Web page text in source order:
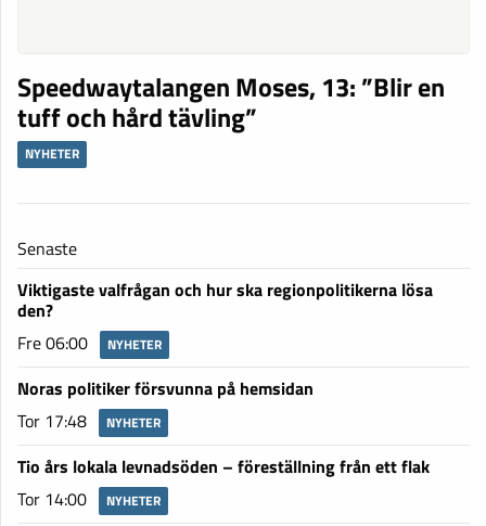
Speedwaytalangen Moses, 13: ”Blir en
tuff och hård tävling”
NYHETER
Senaste
Viktigaste valfrågan och hur ska regionpolitikerna lösa
den?
Fre 06:00
NYHETER
Noras politiker försvunna på hemsidan
Tor 17:48
NYHETER
Tio års lokala levnadsöden – föreställning från ett flak
Tor 14:00
NYHETER